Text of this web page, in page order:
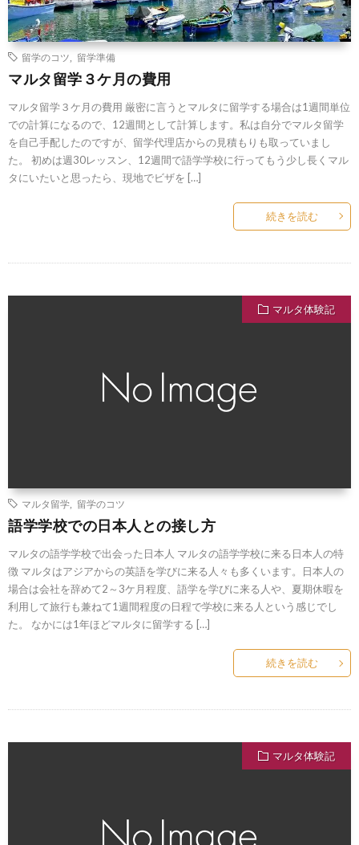
留学のコツ 留学準備
マルタ留学３ケ月の費用
マルタ留学３ケ月の費用 厳密に言うとマルタに留学する場合は1週間単位
での計算になるので、12週間として計算します。私は自分でマルタ留学
を自己手配したのですが、留学代理店からの見積もりも取っていまし
た。 初めは週30レッスン、12週間で語学学校に行ってもう少し長くマル
タにいたいと思ったら、現地でビザを […]
続きを読む
マルタ体験記
マルタ留学 留学のコツ
語学学校での日本人との接し方
マルタの語学学校で出会った日本人 マルタの語学学校に来る日本人の特
徴 マルタはアジアからの英語を学びに来る人々も多くいます。日本人の
場合は会社を辞めて2～3ケ月程度、語学を学びに来る人や、夏期休暇を
利用して旅行も兼ねて1週間程度の日程で学校に来る人という感じでし
た。 なかには1年ほどマルタに留学する […]
続きを読む
マルタ体験記